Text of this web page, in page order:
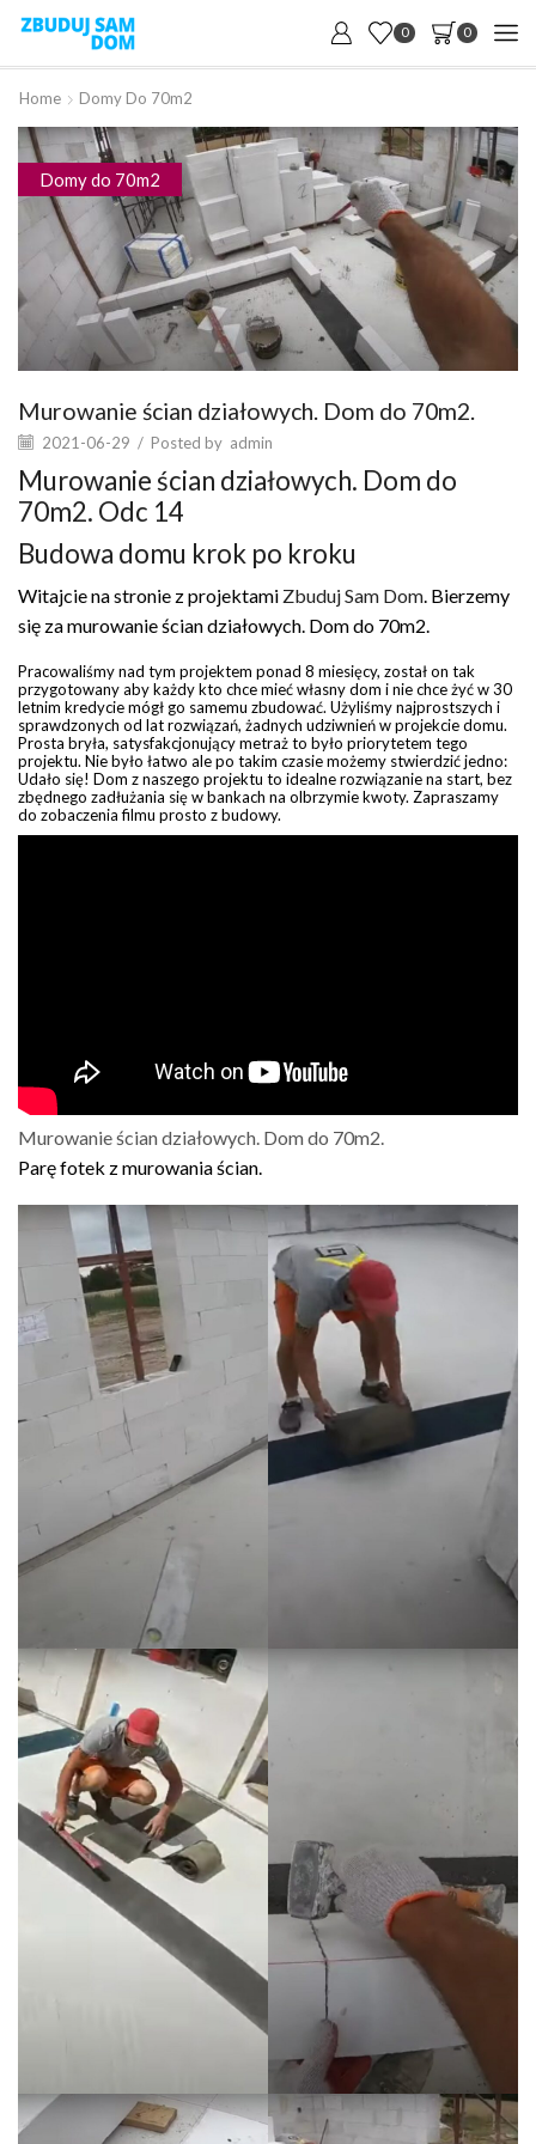
0 0
Home Domy Do 70m2
Domy do 70m2
Murowanie ścian działowych. Dom do 70m2.
2021-06-29 / Posted by admin
Murowanie ścian działowych. Dom do
70m2. Odc 14
Budowa domu krok po kroku
Witajcie na stronie z projektami Zbuduj Sam Dom. Bierzemy
się za murowanie ścian działowych. Dom do 70m2.
Pracowaliśmy nad tym projektem ponad 8 miesięcy, został on tak
przygotowany aby każdy kto chce mieć własny dom i nie chce żyć w 30
letnim kredycie mógł go samemu zbudować. Użyliśmy najprostszych i
sprawdzonych od lat rozwiązań, żadnych udziwnień w projekcie domu.
Prosta bryła, satysfakcjonujący metraż to było priorytetem tego
projektu. Nie było łatwo ale po takim czasie możemy stwierdzić jedno:
Udało się! Dom z naszego projektu to idealne rozwiązanie na start, bez
zbędnego zadłużania się w bankach na olbrzymie kwoty. Zapraszamy
do zobaczenia filmu prosto z budowy.
Murowanie ścian działowych. Dom do 70m2.
Parę fotek z murowania ścian.